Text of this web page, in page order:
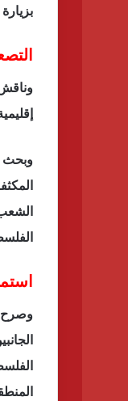
وبحث
وصرح